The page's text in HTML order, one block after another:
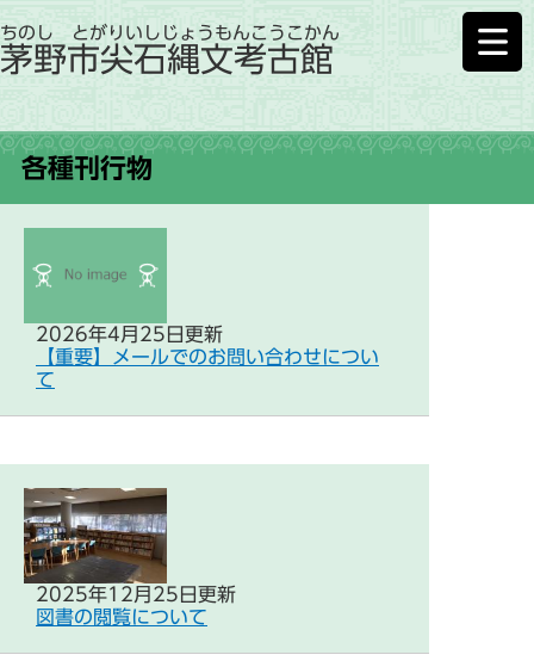
茅野市尖石縄文考古館
ちのし とがりいしじょうもんこうこかん
各種刊行物
2026年4月25日更新
【重要】メールでのお問い合わせについ
て
2025年12月25日更新
図書の閲覧について